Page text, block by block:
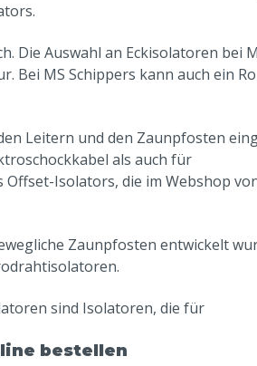
Die Auswahl an Eckisolatoren bei
Bei MS Schippers kann auch ein
Leitern und den Zaunpfosten
als auch für
Isolators, die im Webshop
Zaunpfosten entwickelt
sind Isolatoren, die für
bestellen